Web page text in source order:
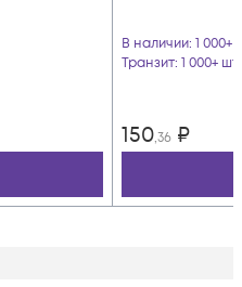
В наличии: 1 000+
Транзит: 1 000+ шт
150,36 ₽